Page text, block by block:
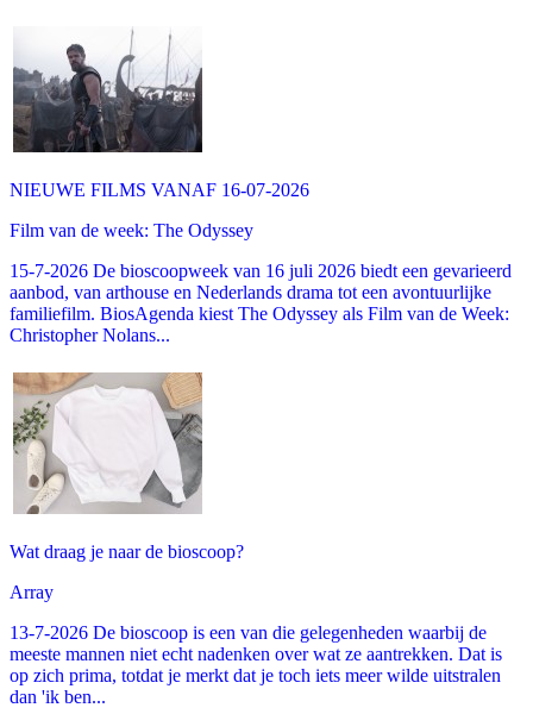
NIEUWE FILMS VANAF 16-07-2026
Film van de week: The Odyssey
15-7-2026 De bioscoopweek van 16 juli 2026 biedt een gevarieerd
aanbod, van arthouse en Nederlands drama tot een avontuurlijke
familiefilm. BiosAgenda kiest The Odyssey als Film van de Week:
Christopher Nolans...
Wat draag je naar de bioscoop?
Array
13-7-2026 De bioscoop is een van die gelegenheden waarbij de
meeste mannen niet echt nadenken over wat ze aantrekken. Dat is
op zich prima, totdat je merkt dat je toch iets meer wilde uitstralen
dan 'ik ben...